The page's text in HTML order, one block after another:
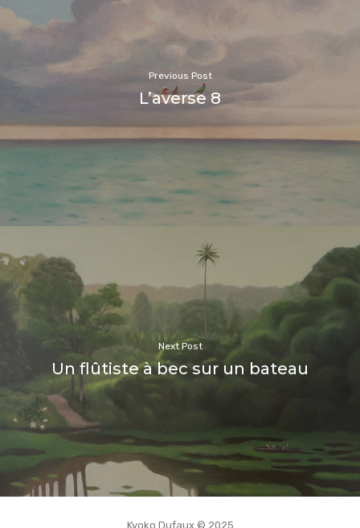
Previous Post
L’averse 8
Next Post
Un flûtiste à bec sur un bateau
Kyoko Dufaux © 2025